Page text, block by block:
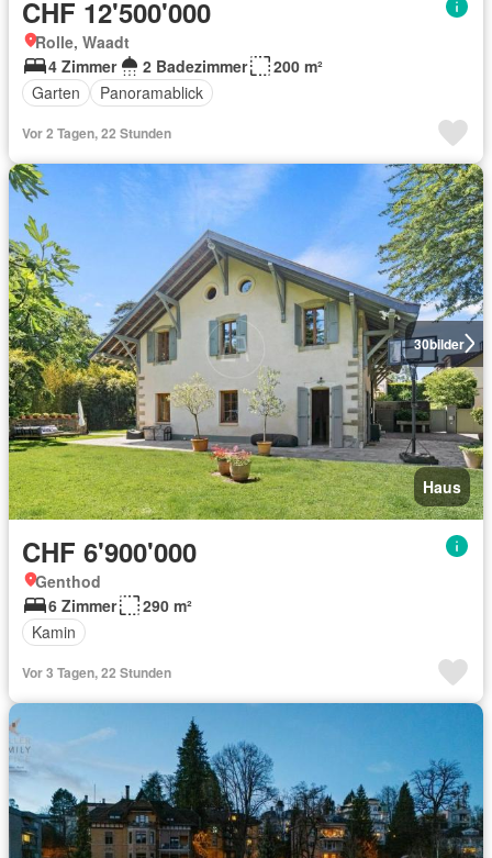
CHF 12'500'000
Rolle, Waadt
4 Zimmer
2 Badezimmer
200 m²
Garten
Panoramablick
Vor 2 Tagen, 22 Stunden
30bilder
Haus
CHF 6'900'000
Genthod
6 Zimmer
290 m²
Kamin
Vor 3 Tagen, 22 Stunden